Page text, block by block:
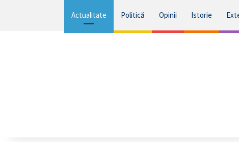
Actualitate Politică Opinii Istorie